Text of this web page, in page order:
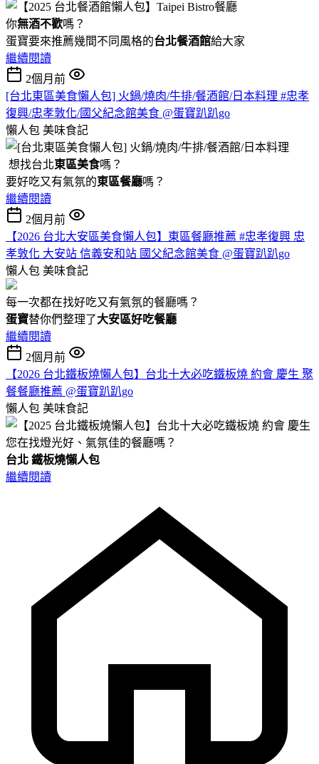
你無酒不歡嗎？
蛋寶要來推薦幾間不同風格的台北餐酒館給大家
繼續閱讀
2個月前
[台北東區美食懶人包] 火鍋/燒肉/牛排/餐酒館/日本料理 #忠孝
復興/忠孝敦化/國父紀念館美食 @蛋寶趴趴go
懶人包 美味食記
想找台北東區美食嗎？
要好吃又有氣氛的東區餐廳嗎？
繼續閱讀
2個月前
【2026 台北大安區美食懶人包】東區餐廳推薦 #忠孝復興 忠
孝敦化 大安站 信義安和站 國父紀念館美食 @蛋寶趴趴go
懶人包 美味食記
每一次都在找好吃又有氣氛的餐廳嗎？
蛋寶替你們整理了大安區好吃餐廳
繼續閱讀
2個月前
【2026 台北鐵板燒懶人包】台北十大必吃鐵板燒 約會 慶生 聚
餐餐廳推薦 @蛋寶趴趴go
懶人包 美味食記
您在找燈光好、氣氛佳的餐廳嗎？
台北 鐵板燒懶人包
繼續閱讀